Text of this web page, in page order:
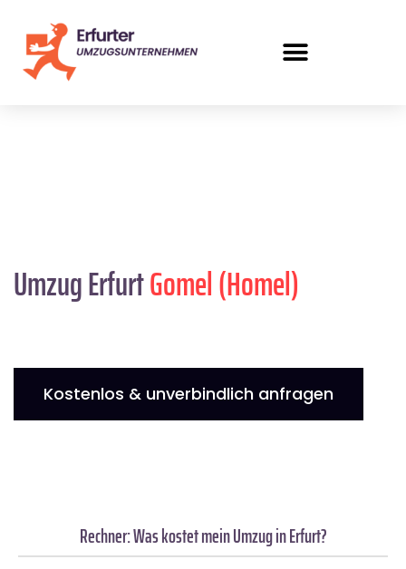
Umzug ErfurtGomel (Homel)
Kostenlos & unverbindlich anfragen
Rechner: Was kostet mein Umzug in Erfurt?